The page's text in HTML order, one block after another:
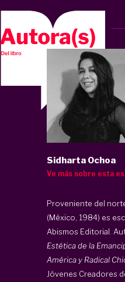
Sidharta Ochoa
Ve más sobre esta
Proveniente del
(México, 1984) es
Abismos Editorial.
Estética de la
América y Radical
Jóvenes Creadores